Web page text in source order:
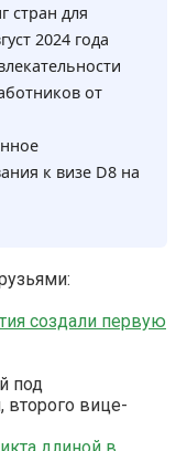
стран для
2024 года
от
к визе D8 на
под
второго вице-